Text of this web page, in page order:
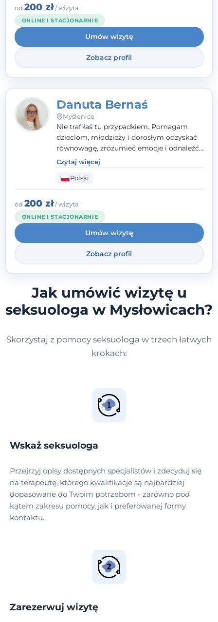
doświadczeniami tak, by mogli żyć pełniej.
od 200 zł/ wizyta
ONLINE I STACJONARNIE
Umów wizytę
Zobacz profil
Danuta Bernaś
Myślenice
Nie trafiłaś tu przypadkiem. Pomagam
dzieciom, młodzieży i dorosłym odzyskać
równowagę, zrozumieć emocje i odnaleźć
wewnętrzną siłę. Moja droga do
psychologii zaczęła się od życia - pełnego
wyzwań, które nauczyły mnie uważności,
empatii i pokory. Dziś łączę doświadczenie
nauczycielki, psychologa, psychoterapeuty
i seksuologa tworząc bezpieczną
przestrzeń, w której można poczuć spokój i
wsparcie. Nie obiecuję łatwych rozwiązań -
ale mogę obiecać, że będę po Twojej
Czytaj więcej
Polski
od 200 zł/ wizyta
ONLINE I STACJONARNIE
Umów wizytę
Zobacz profil
Jak umówić wizytę u
seksuologa w Mysłowicach?
Skorzystaj z pomocy seksuologa w trzech łatwych
krokach:
Wskaż seksuologa
Przejrzyj opisy dostępnych specjalistów i zdecyduj się
na terapeutę, którego kwalifikacje są najbardziej
dopasowane do Twoim potrzebom - zarówno pod
kątem zakresu pomocy, jak i preferowanej formy
kontaktu.
Zarezerwuj wizytę